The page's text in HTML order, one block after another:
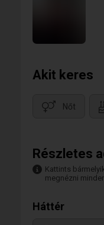
Akit keres
Nőt
Részletes
Kattints
megnézni
Háttér